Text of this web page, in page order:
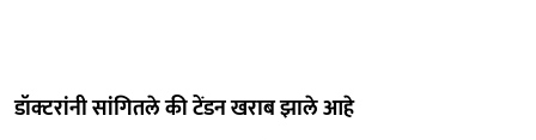
डॉक्टरांनी सांगितले की टेंडन खराब झाले आहे